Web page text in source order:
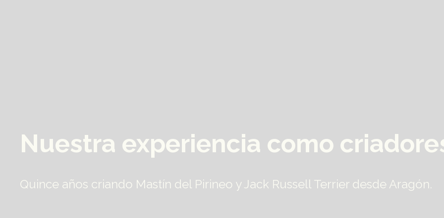
Nuestra experiencia como
Quince años criando Mastín del Pirineo y Jack Russell Terrier desde Aragón.